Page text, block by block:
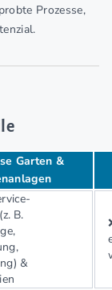
Prozesse,
Garten &
B.
&